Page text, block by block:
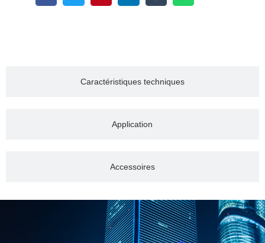
Caractéristiques techniques
Application
Accessoires